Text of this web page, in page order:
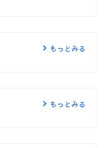
もっとみる
もっとみる